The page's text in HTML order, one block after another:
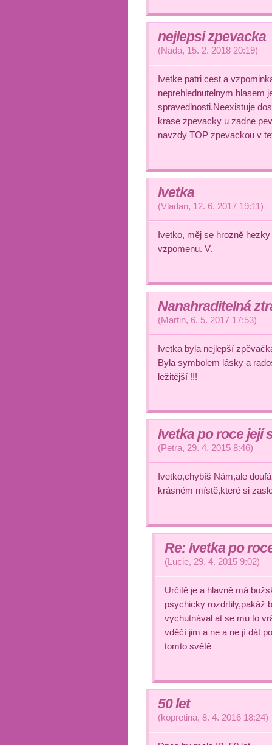
nejlepsi zpevacka
(Nada, 15. 2. 2018 20:19)
Ivetke patri cest a
neprehlednutelnym hlasem
spravedlnosti.Neexistuje
krase zpevacky u zadne
navzdy TOP zpevackou v
Ivetka
(Vladan, 12. 6. 2017 19:11)
Ivetko, měj se hrozně
vzpomenu. V.
Nanahraditelná
(Martin, 6. 5. 2017 17:53)
Ivetka byla nejlepší
Byla symbolem lásky a
ležitější !!!
Ivetka po roce její
(Petra, 29. 4. 2015 8:46)
Ivetko,chybíš Nám,ale
krásném místě,které si
Re: Ivetka po
(Lucie, 29. 4. 2015 9:02)
Určitě je a hlavně má
psychicky rozdrtily,pakáž
vychutnával at se mu to
vděčí jim a ne a ne jí dát
tomto světě
50 let
(kopretina, 8. 4. 2016 18:24)